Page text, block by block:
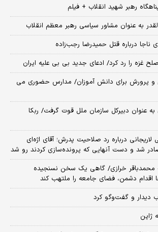
رهبر شهید انقلاب + فیلم
به عنوان مشاور سیاسی رهبر معظم انقلاب
ناجا درباره قتل حمیدرضا رجب‌زاده
غزه را رد کرد/ ادعای جدید بی بی علیه ایران
و پرورش برای دانش آموزان/ مدارس حضوری می
عنوان دبیرکل سازمان ملل قوت گرفت/ ربکا
لاریجانی درباره رد صلاحیت پدرش؛ آقای اژه‌ای
شد و دست آنهایی که پرونده‌سازی کردند رو شد
محمدباقر خرازی/ گاهی یک سخن نسنجیده
اقدام دشمن، فضای جامعه را ملتهب کند
دیدار و گفت‌وگو کرد
ژاپن